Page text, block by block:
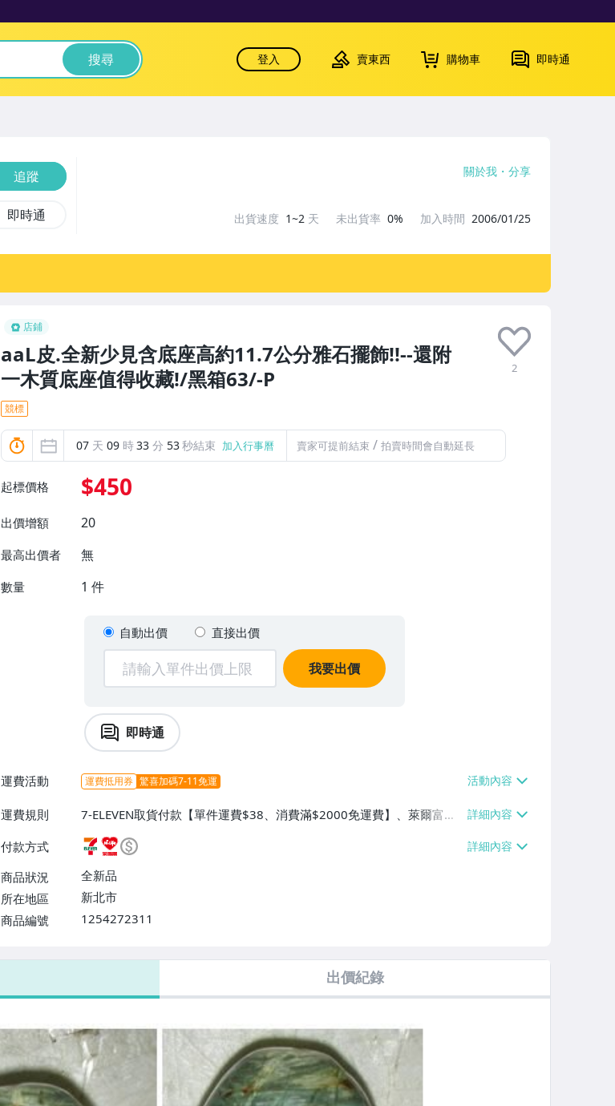
搜尋 登入 賣東西 購物車 即時通
店鋪
aaL皮.全新少見含底座高約11.7公分雅石擺飾!!--還附
一木質底座值得收藏!/黑箱63/-P
2
競標
07 天 09 時33 分 51秒結束 加入行事曆 賣家可提前結束 / 拍賣時間會自動延長
起標價格 $450
出價增額 20
最高出價者 無
數量 1 件
自動出價 直接出價
我要出價
即時通
運費活動 運費抵用券 驚喜加碼7-11免運
運費規則
7-ELEVEN取貨付款【單件運費$38、消費滿$2000免運費】、萊爾富取
貨付款【單件運費$60、消費滿$2000免運費】、面交/自取/不寄送【免
運費】、郵局掛號【單件運費$80、消費滿$2000免運費】
付款方式
商品狀況
全新品
所在地區
新北市
商品編號
1254272311
7-ELEVEN 運費只要38元
追蹤
即時通
關於我 分享
出貨速度 1~2 天 未出貨率 0% 加入時間 2006/01/25
出價紀錄